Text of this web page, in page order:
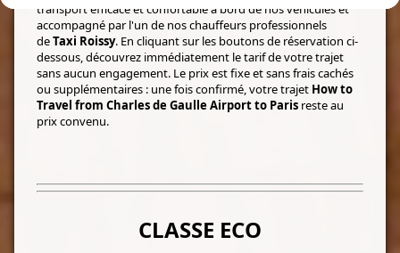
transport efficace et confortable à bord de nos véhicules et
accompagné par l'un de nos chauffeurs professionnels
deTaxi Roissy. En cliquant sur les boutons de réservation ci-
dessous, découvrez immédiatement le tarif de votre trajet
sans aucun engagement. Le prix est fixe et sans frais cachés
ou supplémentaires : une fois confirmé, votre trajet How to
Travel from Charles de Gaulle Airport to Paris reste au
prix convenu.
CLASSE ECO